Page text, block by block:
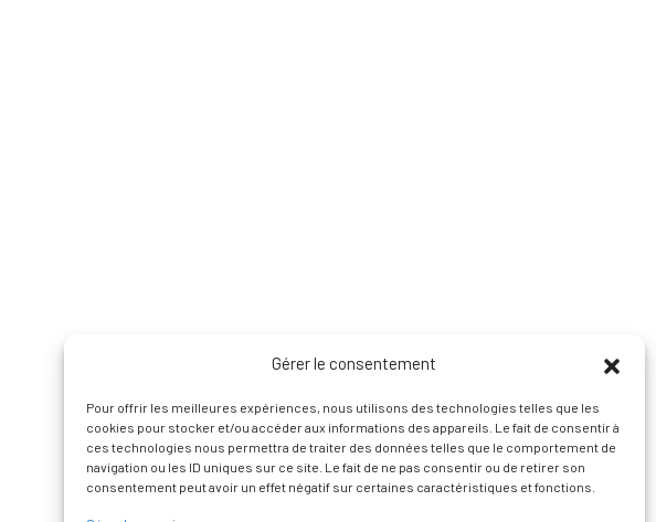
Gérer le consentement
Pour offrir les meilleures expériences, nous utilisons des technologies telles que les
cookies pour stocker et/ou accéder aux informations des appareils. Le fait de consentir à
ces technologies nous permettra de traiter des données telles que le comportement de
navigation ou les ID uniques sur ce site. Le fait de ne pas consentir ou de retirer son
consentement peut avoir un effet négatif sur certaines caractéristiques et fonctions.